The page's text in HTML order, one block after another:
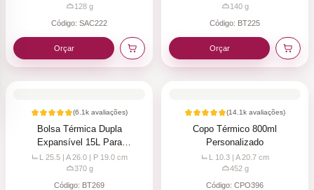
128g
Código: SAC222
Orçar
140g
Código: BT225
Orçar
(6.1k avaliações)
Bolsa Térmica Dupla
Expansível 15L Para
Personalizar
L 25.5 | A 26.0 | P 19.0 cm
370g
Código: BT269
(14.1k avaliações)
Copo Térmico 800ml
Personalizado
L 10.3 | A 20.7 cm
452g
Código: CPO396